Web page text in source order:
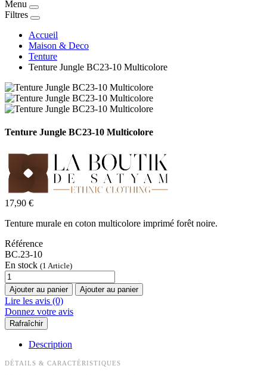
Menu
Filtres
Accueil
Maison & Deco
Tenture
Tenture Jungle BC23-10 Multicolore
Tenture Jungle BC23-10 Multicolore
17,90 €
Tenture murale en coton multicolore imprimé forêt noire.
Référence
BC.23-10
En stock (1 Article)
Ajouter au panier Ajouter au panier
Lire les avis (0)
Donnez votre avis
Description
DÉTAILS & CARACTÉRISTIQUES